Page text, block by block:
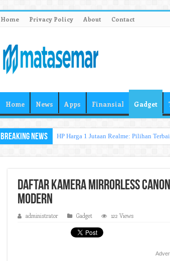
Home Privacy Policy About Contact
Home News Apps Finansial Gadget
Breaking News HP Harga 1 Jutaan Realme: Pilihan
Daftar Kamera Mirrorless
Modern
administrator Gadget 122 Views